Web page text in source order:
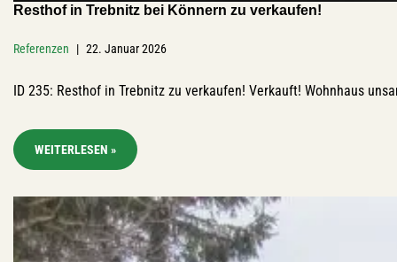
Resthof in Trebnitz bei Könnern zu verkaufen!
Referenzen 22. Januar 2026
ID 235: Resthof in Trebnitz zu verkaufen! Verkauft! Wohnhaus
WEITERLESEN »